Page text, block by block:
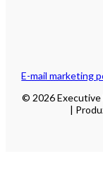
E-mail marketing
© 2026 Executive
|